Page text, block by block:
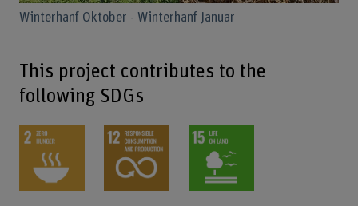
Winterhanf Oktober - Winterhanf Januar
This project contributes to the
following SDGs